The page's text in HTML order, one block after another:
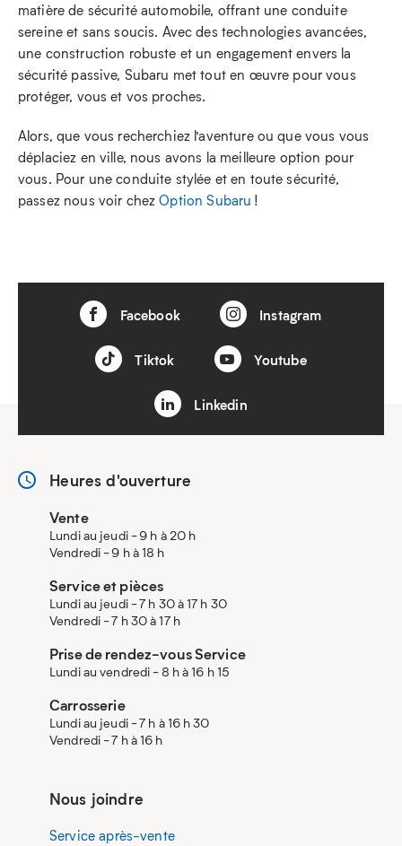
matière de sécurité automobile, offrant une conduite
sereine et sans soucis. Avec des technologies avancées,
une construction robuste et un engagement envers la
sécurité passive, Subaru met tout en œuvre pour vous
protéger, vous et vos proches.
Alors, que vous recherchiez l’aventure ou que vous vous
déplaciez en ville, nous avons la meilleure option pour
vous. Pour une conduite stylée et en toute sécurité,
passez nous voir chezOption Subaru !
Facebook Instagram
Tiktok Youtube
Linkedin
Heures d'ouverture
Vente
Lundi au jeudi - 9 h à 20 h
Vendredi - 9 h à 18 h
Service et pièces
Lundi au jeudi - 7 h 30 à 17 h 30
Vendredi - 7 h 30 à 17 h
Prise de rendez-vous Service
Lundi au vendredi - 8 h à 16 h 15
Carrosserie
Lundi au jeudi - 7 h à 16 h 30
Vendredi - 7 h à 16 h
Nous joindre
Service après-vente